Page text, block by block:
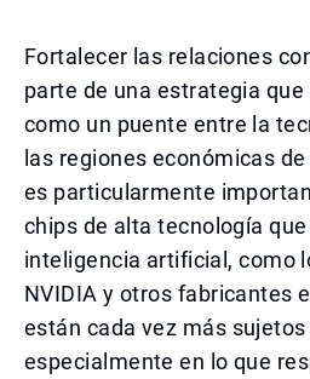
Fortalecer las relaciones
parte de una estrategia
como un puente entre la
las regiones económicas
es particularmente
chips de alta tecnología
inteligencia artificial, como
NVIDIA y otros fabricantes
están cada vez más
especialmente en lo que